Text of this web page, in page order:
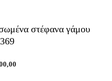
στέφανα γάμου